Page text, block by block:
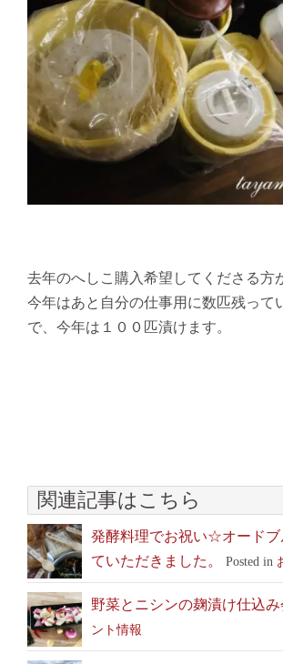
去年のへしこ購入希望してくださる方
今年はあと自分の仕事用に数匹残って
で、今年は１００匹漬けます。
関連記事はこちら
発酵料理でお祝い☆オードブ
ていただきました。
Posted in
野菜とニシンの麹漬け仕込み
ント情報